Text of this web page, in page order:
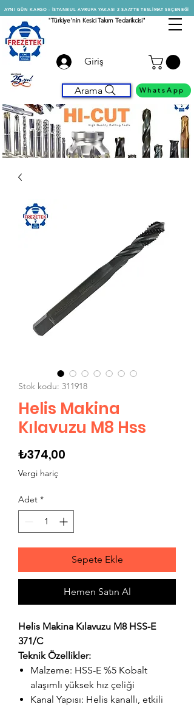
AYNI GÜN KARGO - İSTANBUL AVRUPA YAKASI 2 SAATTE TESLİMAT SEÇENEĞİ
"Türkiye'nin KesiciTakım Tedarikcisi"
Giriş
Arama WhatsApp
Stok kodu: 311918
Helis Makina
Kılavuzu M8 Hss
₺374,00
Vergi hariç
Adet *
Sepete Ekle
Hemen Satın Al
Helis Makina Kılavuzu M8 HSS-E
371/C
Teknik Özellikler:
Malzeme: HSS-E %5 Kobalt
alaşımlı yüksek hız çeliği
Kanal Yapısı: Helis kanallı, etkili